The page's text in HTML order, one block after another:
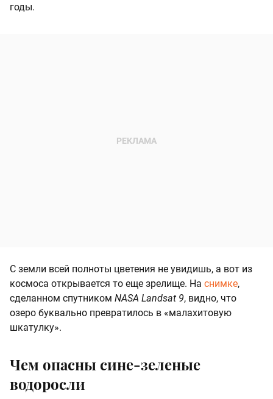
годы.
С земли всей полноты цветения не увидишь, а вот из
космоса открывается то еще зрелище. На снимке,
сделанном спутником NASA Landsat 9, видно, что
озеро буквально превратилось в «малахитовую
шкатулку».
Чем опасны сине-зеленые
водоросли